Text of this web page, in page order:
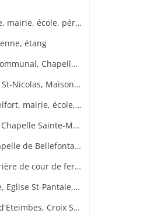
Ranspach-le-Bas : rue de Belfort, église, mairie, école, périscolaire, platanes plantés sous Napoléon
étang
Valdieu Lutran : mairie-école et foyer communal, Chapelle Notre Dame de la Pitié, calvaire, échelle d'écluses sens Valdieu-Retzwiller
Diefmatten : maison alsacienne, Eglise St-Nicolas, Maison natale Barthélémy Gross
Retzwiller : centre du village, rue de Belfort, mairie, école, décors floraux
Gommersdorf : Auberge du Tisserand, Chapelle Sainte-Marguerite, Calvaire rue des Tilleuls
Bréchaumont : maison alsacienne, Chapelle de Bellefontaine, rue de l'église, M.A.R.P.A. (Maison d'accueil rurale pour personne âgées)
Magny : étang, maisons alsacienne, arrière de cour de ferme
Eteimbes : vue depuis la rue principale, Eglise St-Pantale, maison alsacienne
Bretten : Eglise St-Rémy, cavaliers rue d'Eteimbes, Croix St-Eloi